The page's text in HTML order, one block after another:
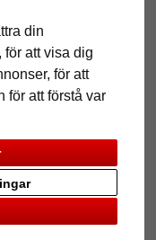
din
att visa dig
för att
för att förstå var